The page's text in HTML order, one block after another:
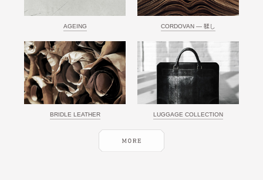
AGEING CORDOVAN ― 鞣し
BRIDLE LEATHER LUGGAGE COLLECTION